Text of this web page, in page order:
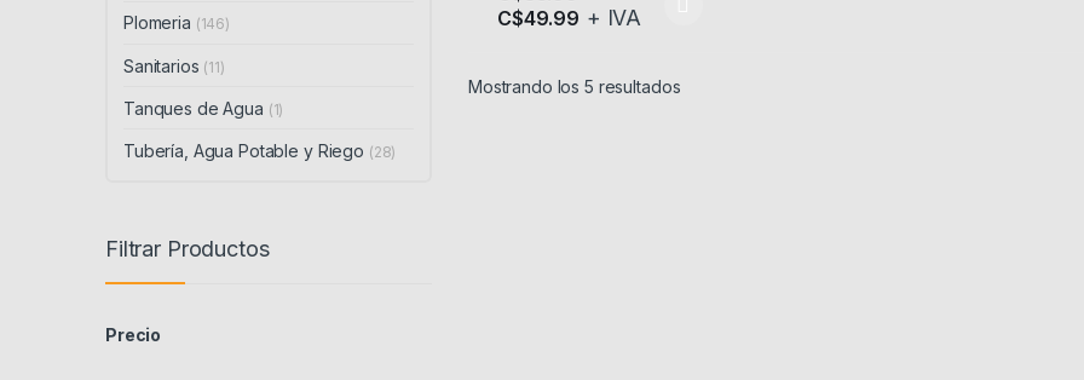
C$49.99 + IVA
Este producto tiene múltiples variantes. Las opciones se pueden elegir en
Mostrando los 5 resultados
Plomeria (146)
Sanitarios (11)
Tanques de Agua (1)
Tubería, Agua Potable y Riego (28)
Filtrar Productos
Precio